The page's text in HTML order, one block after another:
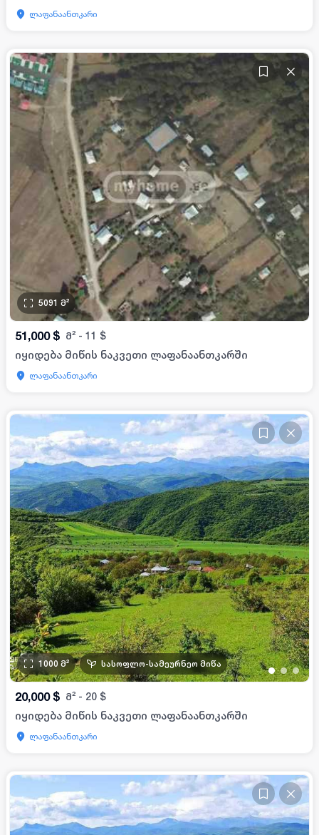
ლაფანაანთკარი
5091 მ²
51,000 $ მ² - 11 $
იყიდება მიწის ნაკვეთი ლაფანაანთკარში
ლაფანაანთკარი
•••
1000 მ² სასოფლო-სამეურნეო მიწა
20,000 $ მ² - 20 $
იყიდება მიწის ნაკვეთი ლაფანაანთკარში
ლაფანაანთკარი